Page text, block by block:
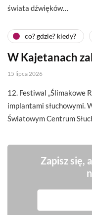
świata dźwięków…
co? gdzie? kiedy?
W Kajetanach
15 lipca 2026
12. Festiwal „Ślimakowe
implantami słuchowymi.
Światowym Centrum
Zapisz się,